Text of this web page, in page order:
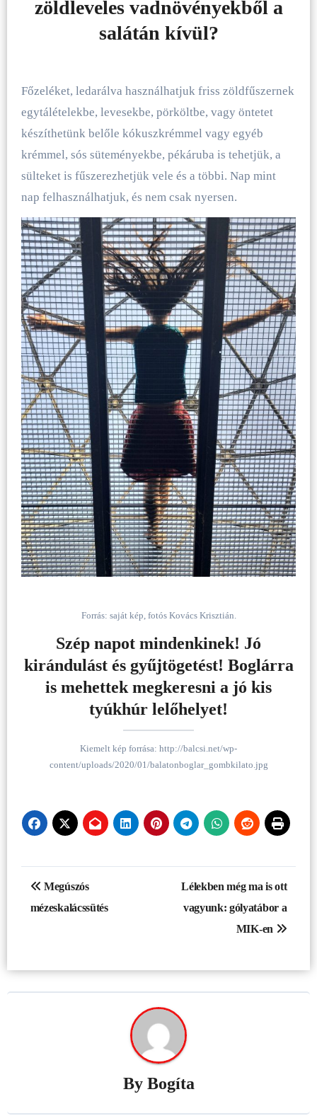
zöldleveles vadnövényekből a
salátán kívül?
Főzeléket, ledarálva használhatjuk friss zöldfűszernek
egytálételekbe, levesekbe, pörköltbe, vagy öntetet
készíthetünk belőle kókuszkrémmel vagy egyéb
krémmel, sós süteményekbe, pékáruba is tehetjük, a
sülteket is fűszerezhetjük vele és a többi. Nap mint
nap felhasználhatjuk, és nem csak nyersen.
Forrás: saját kép, fotós Kovács Krisztián.
Szép napot mindenkinek! Jó
kirándulást és gyűjtögetést! Boglárra
is mehettek megkeresni a jó kis
tyúkhúr lelőhelyet!
Kiemelt kép forrása: http://balcsi.net/wp-
content/uploads/2020/01/balatonboglar_gombkilato.jpg
Bejegyzés
navigáció
Megúszós
mézeskalácssütés
Lélekben még ma is ott
vagyunk: gólyatábor a
MIK-en
By Bogíta